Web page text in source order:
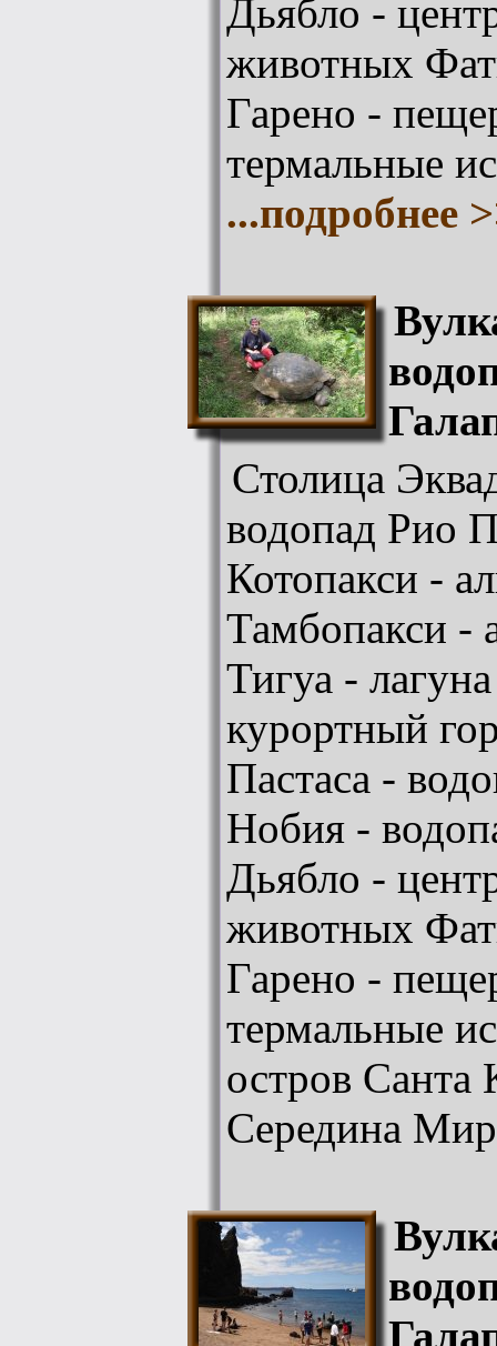
Дьябло -
животных
Гарено -
термальные
...подробнее
Столица
водопад Рио
Котопакси -
Тамбопакси -
Тигуа -
курортный
Пастаса -
Нобия -
Дьябло -
животных
Гарено -
термальные
остров Санта
Середина